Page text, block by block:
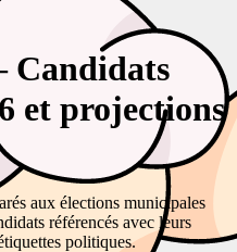
Candidats
et projections
aux élections municipales
référencés avec leurs
politiques.